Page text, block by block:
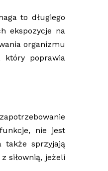
to długiego
ekspozycje na
organizmu
poprawia
nie jest
także sprzyjają
siłownią, jeżeli